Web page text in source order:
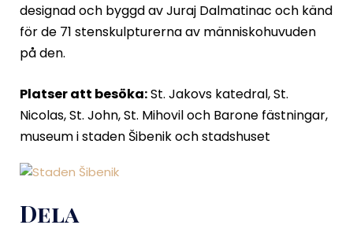
designad och byggd av Juraj Dalmatinac och känd
för de 71 stenskulpturerna av människohuvuden
på den.
Platser att besöka:St. Jakovs katedral, St.
Nicolas, St. John, St. Mihovil och Barone fästningar,
museum i staden Šibenik och stadshuset
Dela